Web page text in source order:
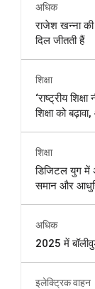
अधिक
राजेश खन्ना
दिल जीतती हैं
शिक्षा
‘राष्ट्रीय
शिक्षा को
शिक्षा
डिजिटल युग
समान और
अधिक
2025 में
इलेक्ट्रिक वाहन